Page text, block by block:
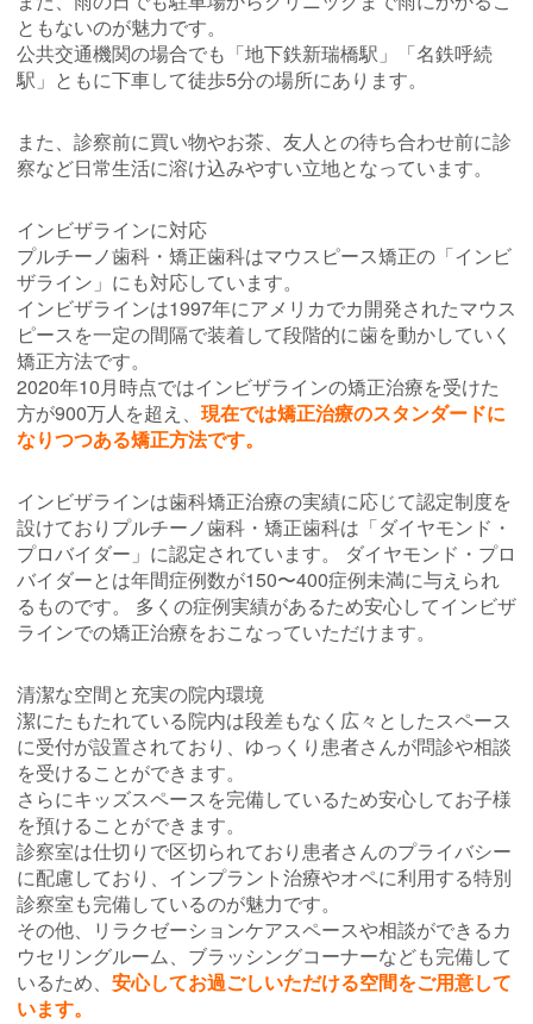
ともないのが魅力です。
公共交通機関の場合でも「地下鉄新瑞橋駅」「名鉄呼続
駅」ともに下車して徒歩5分の場所にあります。
また、診察前に買い物やお茶、友人との待ち合わせ前に診
察など日常生活に溶け込みやすい立地となっています。
インビザラインに対応
プルチーノ歯科・矯正歯科はマウスピース矯正の「インビ
ザライン」にも対応しています。
インビザラインは1997年にアメリカでカ開発されたマウス
ピースを一定の間隔で装着して段階的に歯を動かしていく
矯正方法です。
2020年10月時点ではインビザラインの矯正治療を受けた
方が900万人を超え、 現在では矯正治療のスタンダードに
なりつつある矯正方法です。
インビザラインは歯科矯正治療の実績に応じて認定制度を
設けておりプルチーノ歯科・矯正歯科は「ダイヤモンド・
プロバイダー」に認定されています。 ダイヤモンド・プロ
バイダーとは年間症例数が150〜400症例未満に与えられ
るものです。 多くの症例実績があるため安心してインビザ
ラインでの矯正治療をおこなっていただけます。
清潔な空間と充実の院内環境
潔にたもたれている院内は段差もなく広々としたスペース
に受付が設置されており、ゆっくり患者さんが問診や相談
を受けることができます。
さらにキッズスペースを完備しているため安心してお子様
を預けることができます。
診察室は仕切りで区切られており患者さんのプライバシー
に配慮しており、インプラント治療やオペに利用する特別
診察室も完備しているのが魅力です。
その他、リラクゼーションケアスペースや相談ができるカ
ウセリングルーム、ブラッシングコーナーなども完備して
いるため、 安心してお過ごしいただける空間をご用意して
います。